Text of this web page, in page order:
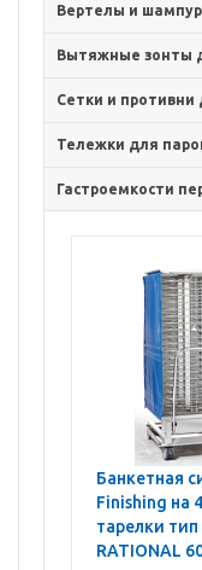
Вертелы и
Вытяжные зонты
Сетки и противни
Тележки для
Гастроемкости
Банкетная
Finishing на
тарелки тип
RATIONAL